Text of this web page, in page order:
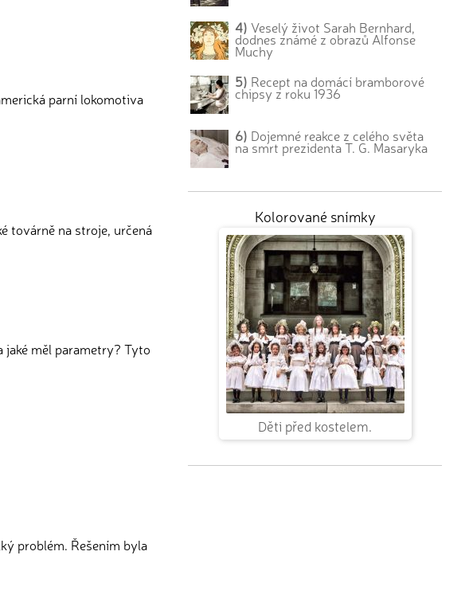
parní lokomotiva
továrně na stroje, určená
jaké měl parametry? Tyto
problém. Řešením byla
4) Veselý život Sarah Bernhard,
dodnes známé z obrazů Alfonse
Muchy
5) Recept na domácí bramborové
chipsy z roku 1936
6) Dojemné reakce z celého světa
na smrt prezidenta T. G. Masaryka
Kolorované snímky
Děti před kostelem.